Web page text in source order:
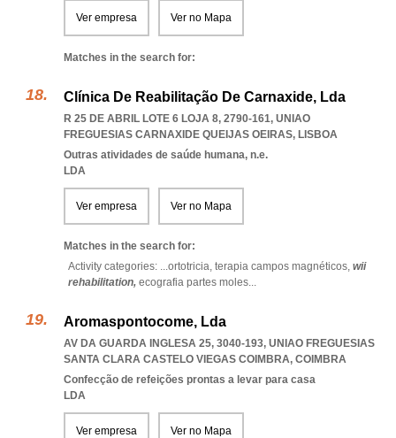
Ver empresa Ver no Mapa
Matches in the search for:
Clínica De Reabilitação De Carnaxide, Lda
R 25 DE ABRIL LOTE 6 LOJA 8, 2790-161, UNIAO
FREGUESIAS CARNAXIDE QUEIJAS OEIRAS, LISBOA
Outras atividades de saúde humana, n.e.
LDA
Ver empresa Ver no Mapa
Matches in the search for:
Activity categories: ...ortotricia, terapia campos magnéticos, wii
rehabilitation, ecografia partes moles...
Aromaspontocome, Lda
AV DA GUARDA INGLESA 25, 3040-193, UNIAO FREGUESIAS
SANTA CLARA CASTELO VIEGAS COIMBRA, COIMBRA
Confecção de refeições prontas a levar para casa
LDA
Ver empresa Ver no Mapa